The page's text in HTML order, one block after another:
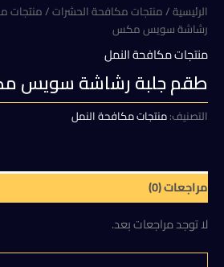
الرئيسية/منتجات مكافحة الحشرات/منتجات
رشاشة سويس مكس
منتجات مكافحة النمل
طقم جلبة رشاشة سويس
التصنيف:منتجات مكافحة النمل
مراجعات (0)
لا توجد مراجعات بعد.